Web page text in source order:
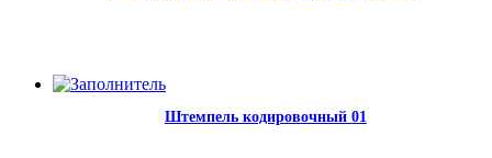
Штемпель кодировочный 01